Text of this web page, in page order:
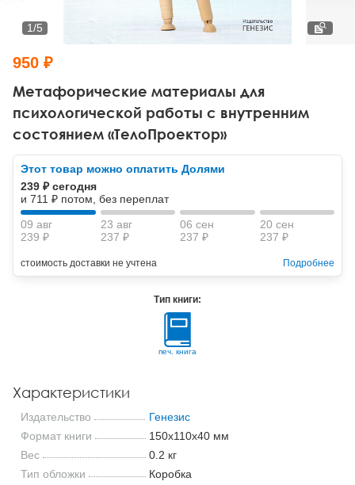
Тревожные расстройства, панические атаки
Другие направления психотерапии
Классический, эриксоновский гипноз и НЛП
НЛП
Психология труда и эргономика
Социальная психология
Социальная и организационная психология
Классический и юнгианский психоанализ
Метафорические материалы для
психологической работы с внутренним
состоянием «ТелоПроектор»
1/5
950 ₽
Этот товар можно оплатить Долями
239 ₽ сегодня
и 711 ₽ потом, без переплат
09 авг
239 ₽
23 авг
237 ₽
06 сен
237 ₽
20 сен
237 ₽
стоимость доставки не учтена Подробнее
Тип книги:
печ. книга
Характеристики
Издательство
Генезис
Формат книги
150x110x40 мм
Вес
0.2 кг
Тип обложки
Коробка